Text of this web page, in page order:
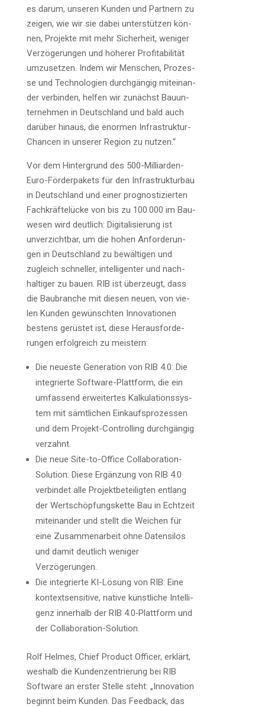
es dar­um, unse­ren Kun­den und Part­nern zu
zei­gen, wie wir sie dabei unter­stüt­zen kön­
nen, Pro­jek­te mit mehr Sicher­heit, weni­ger
Ver­zö­ge­run­gen und höhe­rer Pro­fi­ta­bi­li­tät
umzu­set­zen. Indem wir Men­schen, Pro­zes­
se und Tech­no­lo­gien durch­gän­gig mit­ein­an­
der ver­bin­den, hel­fen wir zunächst Bau­un­
ter­neh­men in Deutsch­land und bald auch
dar­über hin­aus, die enor­men Infra­struk­tur-
Chan­cen in unse­rer Regi­on zu nutzen.“
Vor dem Hin­ter­grund des 500-Mil­li­ar­den-
Euro-För­der­pa­kets für den Infra­struk­tur­bau
in Deutsch­land und einer pro­gnos­ti­zier­ten
Fach­kräf­te­lü­cke von bis zu 100.000 im Bau­
we­sen wird deut­lich: Digi­ta­li­sie­rung ist
unver­zicht­bar, um die hohen Anfor­de­run­
gen in Deutsch­land zu bewäl­ti­gen und
zugleich schnel­ler, intel­li­gen­ter und nach­
hal­ti­ger zu bau­en. RIB ist über­zeugt, dass
die Bau­bran­che mit die­sen neu­en, von vie­
len Kun­den gewünsch­ten Inno­va­tio­nen
bes­tens gerüs­tet ist, die­se Her­aus­for­de­
run­gen erfolg­reich zu meistern:
Die neu­es­te Gene­ra­ti­on von RIB 4.0: Die
inte­grier­te Soft­ware-Platt­form, die ein
umfas­send erwei­ter­tes Kal­ku­la­ti­ons­sys­
tem mit sämt­li­chen Ein­kaufs­pro­zes­sen
und dem Pro­jekt-Con­trol­ling durch­gän­gig
verzahnt.
Die neue Site-to-Office Col­la­bo­ra­ti­on-
Solu­ti­on: Die­se Ergän­zung von RIB 4.0
ver­bin­det alle Pro­jekt­be­tei­lig­ten ent­lang
der Wert­schöp­fungs­ket­te Bau in Echt­zeit
mit­ein­an­der und stellt die Wei­chen für
eine Zusam­men­ar­beit ohne Daten­si­los
und damit deut­lich weni­ger
Verzögerungen.
Die inte­grier­te KI-Lösung von RIB: Eine
kon­text­sen­si­ti­ve, nati­ve künst­li­che Intel­li­
genz inner­halb der RIB 4.0‑Plattform und
der Collaboration-Solution.
Rolf Hel­mes, Chief Pro­duct Offi­cer, erklärt,
wes­halb die Kun­den­zen­trie­rung bei RIB
Soft­ware an ers­ter Stel­le steht: „Inno­va­ti­on
beginnt beim Kun­den. Das Feed­back, das